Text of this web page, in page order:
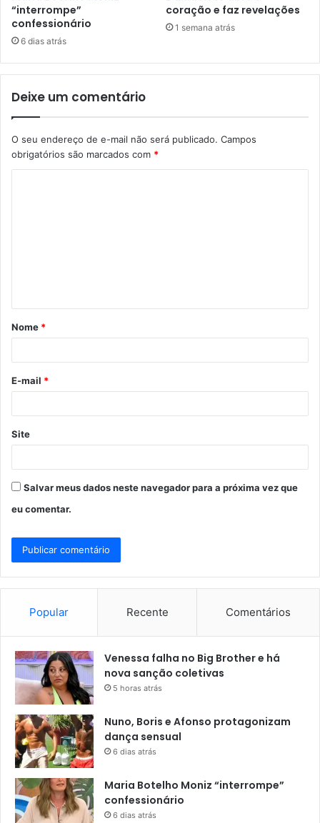
“interrompe”
confessionário
6 dias atrás
coração e faz revelações
1 semana atrás
Deixe um comentário
O seu endereço de e-mail não será publicado. Campos
obrigatórios são marcados com *
á
r
*
Nome *
E-mail *
Site
Salvar meus dados neste navegador para a próxima vez que
eu comentar.
Popular Recente Comentários
Venessa falha no Big Brother e há
nova sanção coletivas
5 horas atrás
Nuno, Boris e Afonso protagonizam
dança sensual
6 dias atrás
Maria Botelho Moniz “interrompe”
confessionário
6 dias atrás